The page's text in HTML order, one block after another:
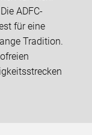
ADFC-
für eine
Tradition.